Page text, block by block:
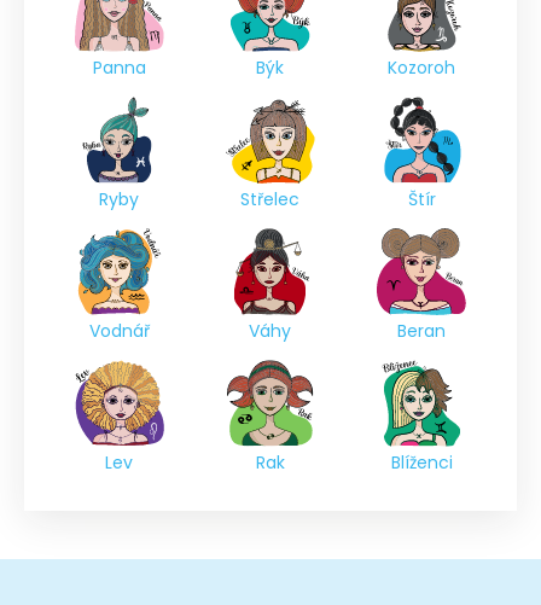
Panna Býk Kozoroh
Ryby Střelec Štír
Vodnář Váhy Beran
Lev Rak Blíženci